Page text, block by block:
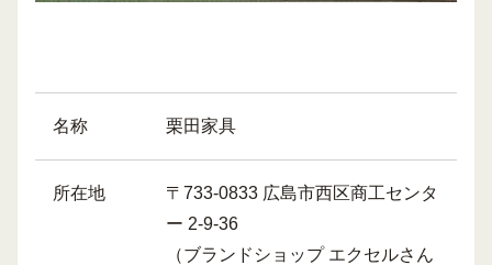
名称 栗田家具
所在地
〒733-0833 広島市西区商工センタ
ー 2-9-36
（ブランドショップ エクセルさん